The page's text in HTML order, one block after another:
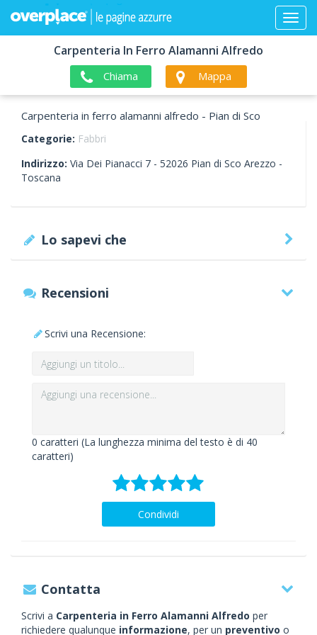
Carpenteria In Ferro Alamanni Alfredo
Chiama Mappa
Carpenteria in ferro alamanni alfredo - Pian di Sco
Categorie: Fabbri
Indirizzo: Via Dei Pianacci 7 - 52026 Pian di Sco Arezzo -
Toscana
Lo sapevi che
Recensioni
Scrivi una Recensione:
0 caratteri (La lunghezza minima del testo è di 40
caratteri)
Condividi
Contatta
Scrivi a Carpenteria in Ferro Alamanni Alfredo per
richiedere qualunque informazione, per un preventivo o